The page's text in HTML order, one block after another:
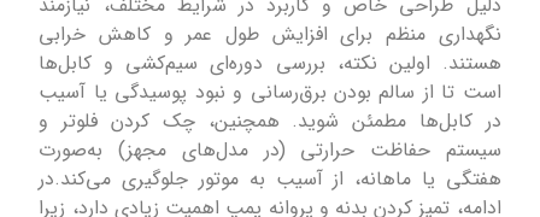
نگهداری منظم برای افزایش طول عمر و کاهش خرابی
هستند. اولین نکته، بررسی دوره‌ای سیم‌کشی و کابل‌ها
است تا از سالم بودن برق‌رسانی و نبود پوسیدگی یا آسیب
در کابل‌ها مطمئن شوید. همچنین، چک کردن فلوتر و
سیستم حفاظت حرارتی (در مدل‌های مجهز) به‌صورت
هفتگی یا ماهانه، از آسیب به موتور جلوگیری می‌کند.در
ادامه، تمیز کردن بدنه و پروانه پمپ اهمیت زیادی دارد، زیرا